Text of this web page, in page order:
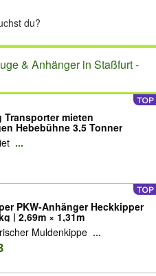
& Anhänger in Staßfurt -
Transporter mieten
Hebebühne 3,5 Tonner
...
PKW-Anhänger Heckkipper
| 2,69m × 1,31m
Muldenkippe ...